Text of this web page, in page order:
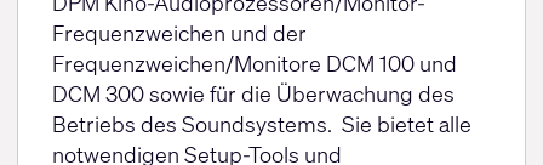
Frequenzweichen und der
Frequenzweichen/Monitore DCM 100 und
DCM 300 sowie für die Überwachung des
Betriebs des Soundsystems. Sie bietet alle
notwendigen Setup-Tools und